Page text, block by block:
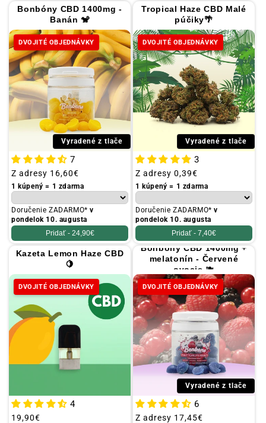
Bonbóny CBD 1400mg -
Banán 🐒
DVOJITÉ OBJEDNÁVKY
Vyradené z tlače
7
Obvyklá
cena
Z adresy 16,60€
1 kúpený = 1 zdarma
Doručenie ZADARMO*v
pondelok 10. augusta
Pridať - 24,90€
Tropical Haze CBD Malé
púčiky🌴
DVOJITÉ OBJEDNÁVKY
Vyradené z tlače
3
Obvyklá
cena
Z adresy 0,39€
1 kúpený = 1 zdarma
Doručenie ZADARMO*v
pondelok 10. augusta
Pridať - 7,40€
Kazeta Lemon Haze CBD
🍋
DVOJITÉ OBJEDNÁVKY
4
Obvyklá
19,90€
Bonbóny CBD 1400mg +
melatonín - Červené
ovocie 🫐
DVOJITÉ OBJEDNÁVKY
Vyradené z tlače
6
Obvyklá
Z adresy 17,45€